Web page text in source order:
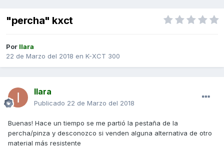
"percha" kxct
Por Ilara
22 de Marzo del 2018 en K-XCT 300
Ilara
Publicado 22 de Marzo del 2018
Buenas! Hace un tiempo se me partió la pestaña de la
percha/pinza y desconozco si venden alguna alternativa de otro
material más resistente